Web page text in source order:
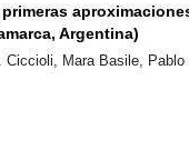
Argentina)
Mara Basile, Pablo